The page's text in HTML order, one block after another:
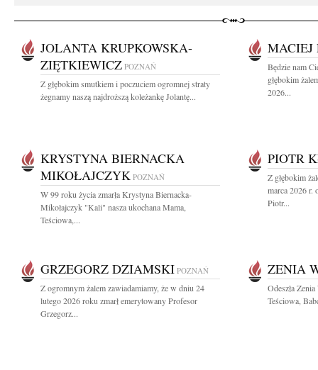
JOLANTA KRUPKOWSKA-
ZIĘTKIEWICZ POZNAŃ
Z głębokim smutkiem i poczuciem ogromnej straty
żegnamy naszą najdroższą koleżankę Jolantę...
MACIEJ
Będzie nam
głębokim
2026...
KRYSTYNA BIERNACKA
MIKOŁAJCZYK POZNAŃ
W 99 roku życia zmarła Krystyna Biernacka-
Mikołajczyk "Kali" nasza ukochana Mama,
Teściowa,...
PIOTR
Z głębokim
marca 2026 r.
Piotr...
GRZEGORZ DZIAMSKI POZNAŃ
Z ogromnym żalem zawiadamiamy, że w dniu 24
lutego 2026 roku zmarł emerytowany Profesor
Grzegorz...
ZENIA
Odeszła
Teściowa,